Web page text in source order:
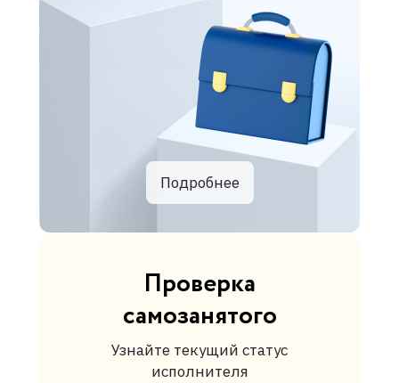
Подробнее
Проверка
самозанятого
Узнайте текущий статус
исполнителя